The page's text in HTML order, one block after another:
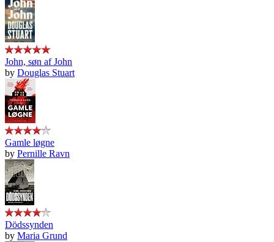
John, søn af John
by Douglas Stuart
Gamle løgne
by Pernille Ravn
Dödssynden
by Maria Grund